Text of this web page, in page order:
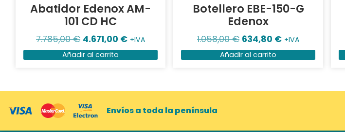
Abatidor Edenox AM-
101 CD HC
7.785,00€ 4.671,00 € +IVA
Añadir al carrito
Botellero EBE-150-G
Edenox
1.058,00€ 634,80 € +IVA
Añadir al carrito
Envíos a toda la península